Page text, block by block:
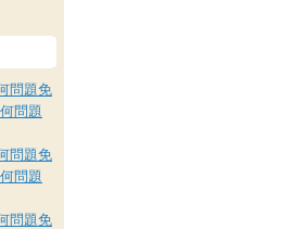
問題免
問題
問題免
問題
問題免